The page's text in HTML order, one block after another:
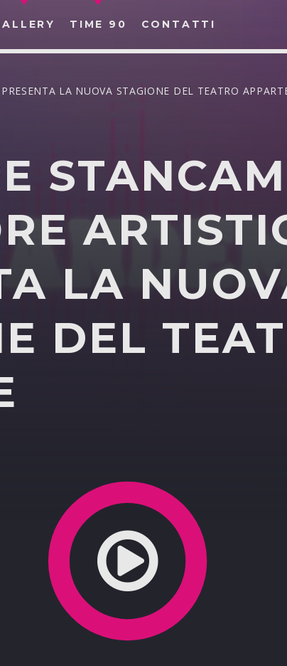
TIME 90 CONTATTI
NEL SITO WEB:
LA NUOVA STAGIONE DEL TEATRO
LA
DEL